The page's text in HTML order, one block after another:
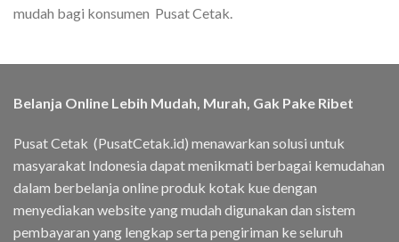
mudah bagi konsumen Pusat Cetak.
Belanja Online Lebih Mudah, Murah, Gak Pake Ribet
Pusat Cetak (PusatCetak.id) menawarkan solusi untuk
masyarakat Indonesia dapat menikmati berbagai kemudahan
dalam berbelanja online produk kotak kue dengan
menyediakan website yang mudah digunakan dan sistem
pembayaran yang lengkap serta pengiriman ke seluruh